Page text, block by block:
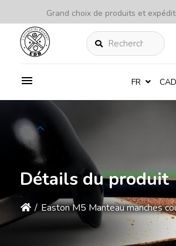
Grand choix de produits et
Rechercher
FR CAD
Détails du produit
/ Easton M5 Manteau manches